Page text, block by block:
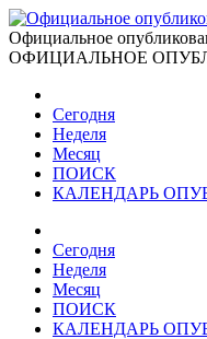
Официальное
ОФИЦИАЛЬНОЕ
Сегодня
Неделя
Месяц
ПОИСК
КАЛЕНДАРЬ
Сегодня
Неделя
Месяц
ПОИСК
КАЛЕНДАРЬ